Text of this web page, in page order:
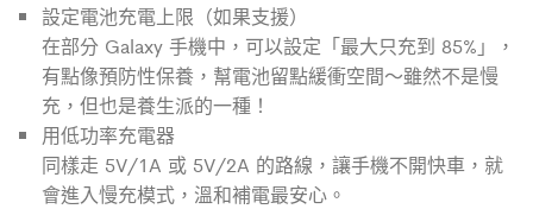
設定電池充電上限（如果支援）
在部分 Galaxy 手機中，可以設定「最大只充到 85%」，
有點像預防性保養，幫電池留點緩衝空間～雖然不是慢
充，但也是養生派的一種！
用低功率充電器
同樣走 5V/1A 或 5V/2A 的路線，讓手機不開快車，就
會進入慢充模式，溫和補電最安心。